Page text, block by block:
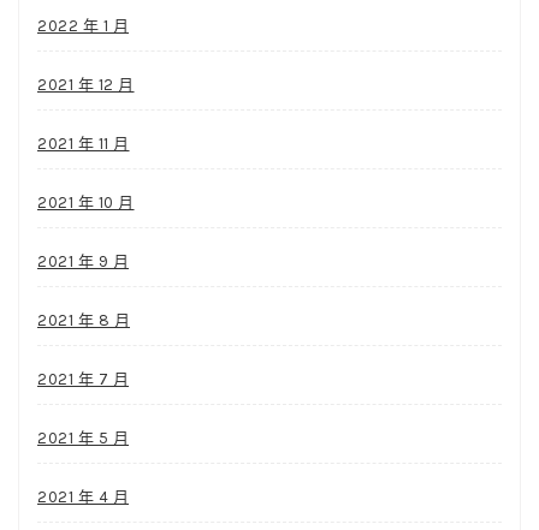
2022 年 1 月
2021 年 12 月
2021 年 11 月
2021 年 10 月
2021 年 9 月
2021 年 8 月
2021 年 7 月
2021 年 5 月
2021 年 4 月